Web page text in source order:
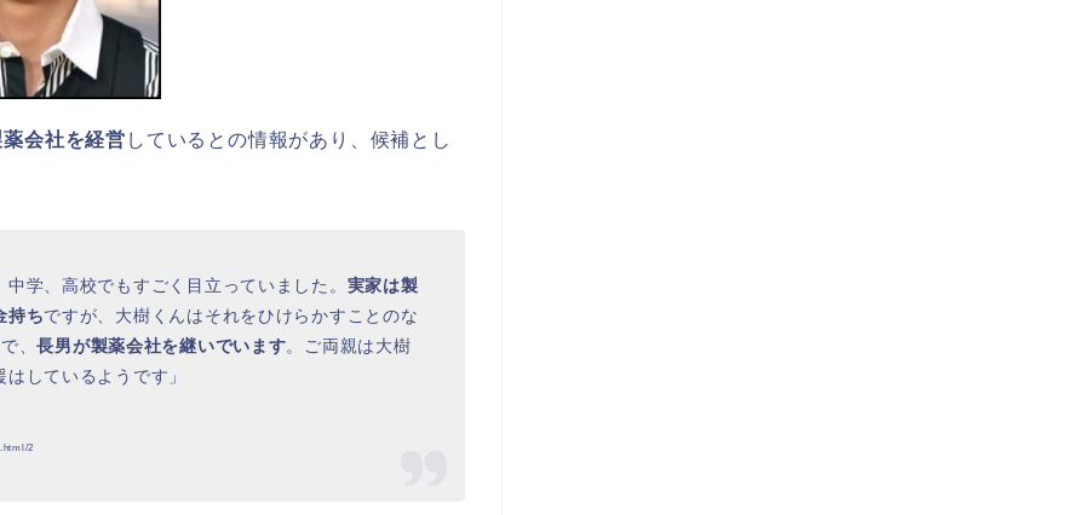
会社を経営 しているとの情報があり、候補とし
学、高校でもすごく目立っていました。 実家は製
持ちですが、大樹くんはそれをひけらかすことのな
で、長男が製薬会社を継いでいます。ご両親は大樹
しているようです」
2